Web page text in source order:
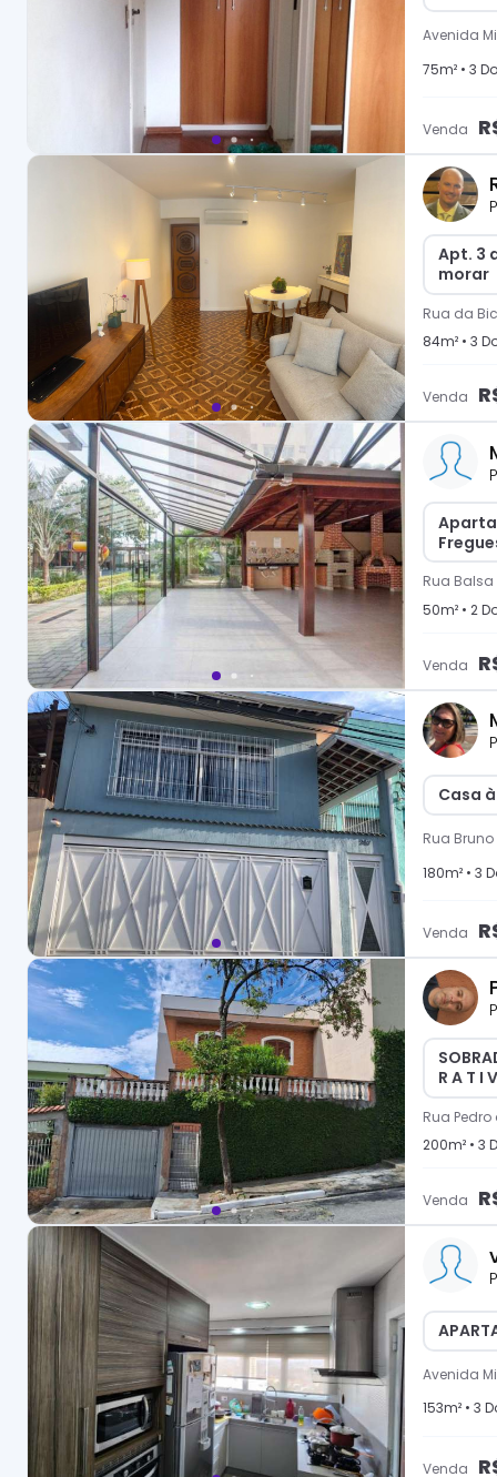
Avenida
75m² • 3
Venda
Apt. 3
morar
Rua da
84m² • 3
Venda
Rua Balsa
50m² • 2
Venda
Casa
Rua
180m² • 3
Venda
R A T I
Rua
200m² • 3
Venda
Avenida
153m² • 3
Venda